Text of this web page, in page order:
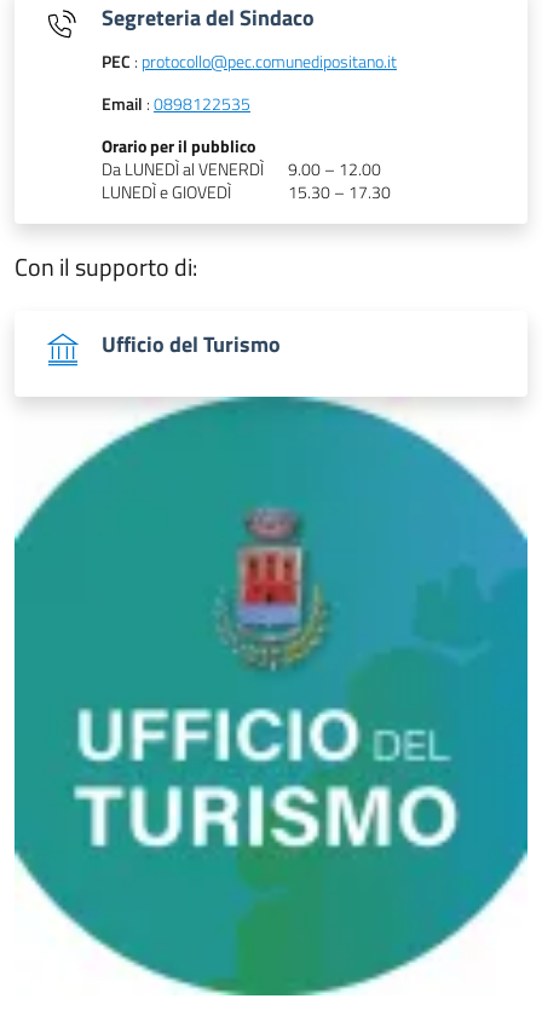
Segreteria del Sindaco
PEC : protocollo@pec.comunedipositano.it
Email :0898122535
Orario per il pubblico
Da LUNEDÌ al VENERDÌ
9.00 – 12.00
LUNEDÌ e GIOVEDÌ
15.30 – 17.30
Con il supporto di:
Ufficio del Turismo